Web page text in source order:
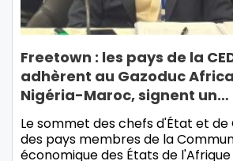
Freetown : les pays de la
adhèrent au Gazoduc
Nigéria-Maroc, signent un…
Le sommet des chefs d'État et
des pays membres de la
économique des États de